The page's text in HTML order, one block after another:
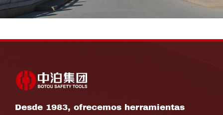
Desde 1983, ofrecemos herramientas